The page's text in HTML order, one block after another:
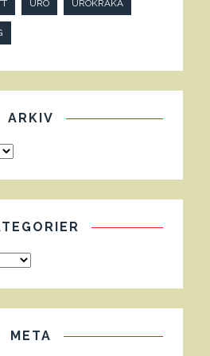
URO UROKRÅKA
ARKIV
META